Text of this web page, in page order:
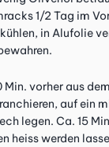
1/2 Tag im
in Alufolie
Min. vorher aus
auf ein
legen. Ca. 15
heiss werden